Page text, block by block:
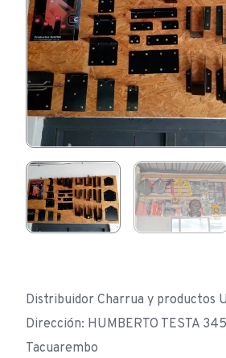
Distribuidor Charrua y productos
Dirección: HUMBERTO TESTA
Tacuarembo